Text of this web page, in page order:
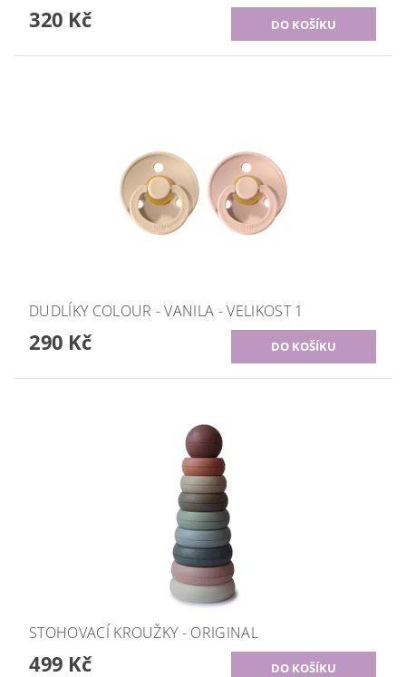
320 Kč
DUDLÍKY COLOUR - VANILA - VELIKOST 1
290 Kč
STOHOVACÍ KROUŽKY - ORIGINAL
499 Kč